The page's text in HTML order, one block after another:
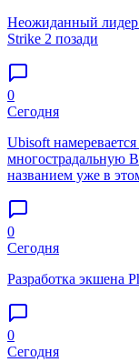
Неожиданный лидер
Strike 2 позади
0
Сегодня
Ubisoft
многострадальную
названием уже в
0
Сегодня
Разработка экшена
0
Сегодня